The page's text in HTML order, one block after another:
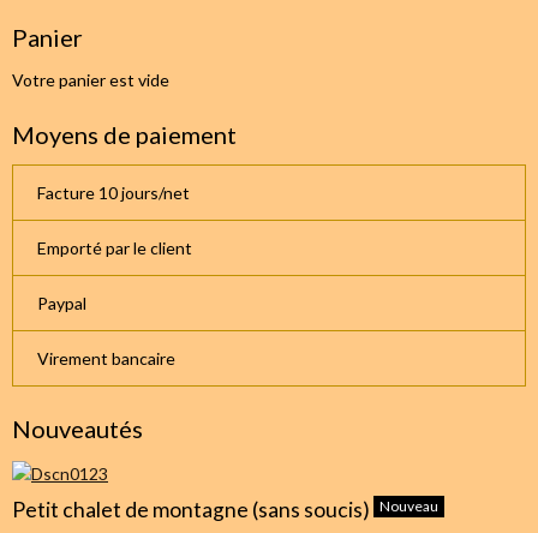
Panier
Votre panier est vide
Moyens de paiement
Facture 10 jours/net
Emporté par le client
Paypal
Virement bancaire
Nouveautés
Petit chalet de montagne (sans soucis) Nouveau